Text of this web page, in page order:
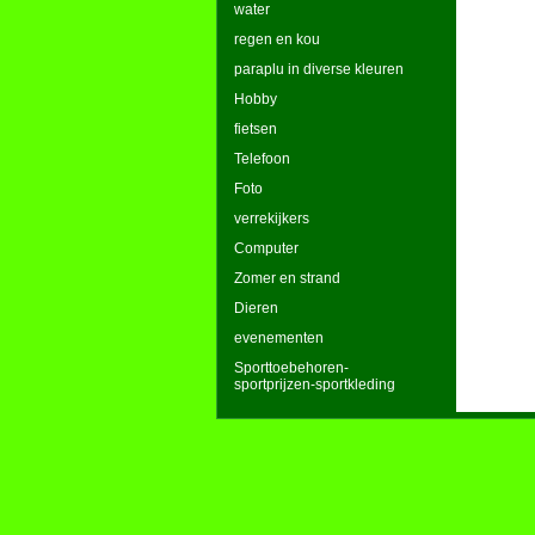
water
regen en kou
paraplu in diverse kleuren
Hobby
fietsen
Telefoon
Foto
verrekijkers
Computer
Zomer en strand
Dieren
evenementen
Sporttoebehoren-
sportprijzen-sportkleding